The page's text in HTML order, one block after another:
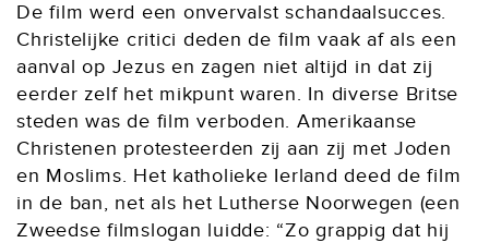
De film werd een onvervalst schandaalsucces.
Christelijke critici deden de film vaak af als een
aanval op Jezus en zagen niet altijd in dat zij
eerder zelf het mikpunt waren. In diverse Britse
steden was de film verboden. Amerikaanse
Christenen protesteerden zij aan zij met Joden
en Moslims. Het katholieke Ierland deed de film
in de ban, net als het Lutherse Noorwegen (een
Zweedse filmslogan luidde: “Zo grappig dat hij